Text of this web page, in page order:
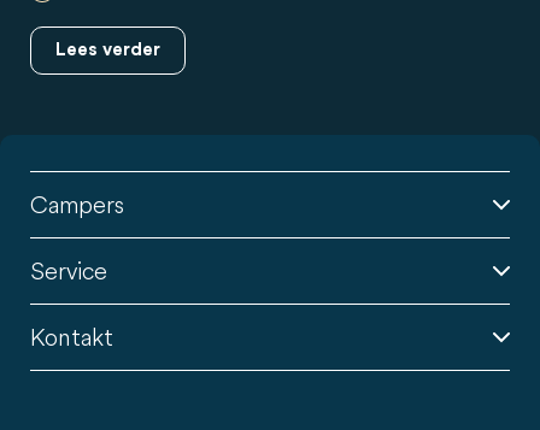
Lees verder
Campers
Service
Kontakt